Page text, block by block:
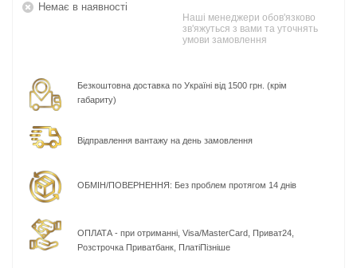
Немає в наявності
Наші менеджери обов'язково
зв'яжуться з вами та уточнять
умови замовлення
Безкоштовна доставка по Україні від 1500 грн. (крім
габариту)
Відправлення вантажу на день замовлення
ОБМІН/ПОВЕРНЕННЯ: Без проблем протягом 14 днів
ОПЛАТА - при отриманні, Visa/MasterCard, Приват24,
Розстрочка Приватбанк, ПлатіПізніше